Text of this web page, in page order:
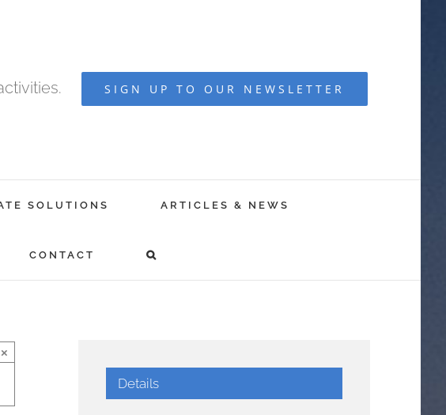
SIGN UP TO OUR NEWSLETTER
SOLUTIONS ARTICLES & NEWS
CONTACT
×
Details